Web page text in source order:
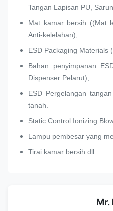
Tangan Lapisan PU,
Mat kamar bersih ((Mat
Anti-kelelahan),
ESD Packaging Materials
Bahan penyimpanan
Dispenser Pelarut),
ESD Pergelangan
tanah.
Static Control Ionizing
Lampu pembesar yang
Tirai kamar bersih dll
Mr.